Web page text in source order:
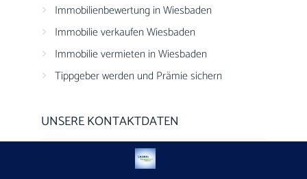
Immobilienbewertung in Wiesbaden
Immobilie verkaufen Wiesbaden
Immobilie vermieten in Wiesbaden
Tippgeber werden und Prämie sichern
UNSERE KONTAKTDATEN